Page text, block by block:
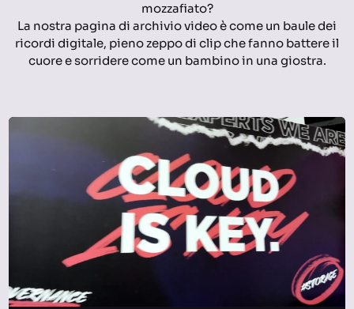
mozzafiato?
La nostra pagina di archivio video è come un baule dei
ricordi digitale, pieno zeppo di clip che fanno battere il
cuore e sorridere come un bambino in una giostra.